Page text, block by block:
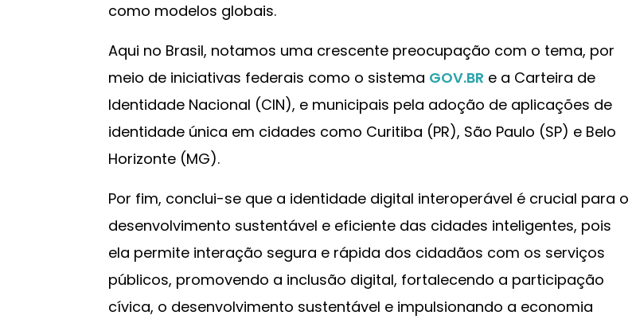
como modelos globais.
Aqui no Brasil, notamos uma crescente preocupação com o tema, por
meio de iniciativas federais como o sistema GOV.BR e a Carteira de
Identidade Nacional (CIN), e municipais pela adoção de aplicações de
identidade única em cidades como Curitiba (PR), São Paulo (SP) e Belo
Horizonte (MG).
Por fim, conclui-se que a identidade digital interoperável é crucial para o
desenvolvimento sustentável e eficiente das cidades inteligentes, pois
ela permite interação segura e rápida dos cidadãos com os serviços
públicos, promovendo a inclusão digital, fortalecendo a participação
cívica, o desenvolvimento sustentável e impulsionando a economia